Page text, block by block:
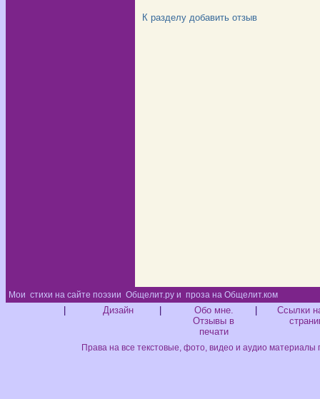
К разделу добавить отзыв
Мои стихи на сайте поэзии Общелит.ру и проза на Общелит.ком
Дизайн
Обо мне.
Отзывы в
печати
Ссылки
Права на все текстовые, фото, видео и аудио